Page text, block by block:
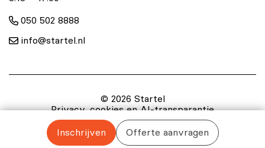
Inschrijven Offerte aanvragen
050 502 8888
info@startel.nl
© 2026 Startel
Privacy, cookies en AI-transparantie
Klachtenreglement Gedragscode
Algemene voorwaarden Blog artikelen